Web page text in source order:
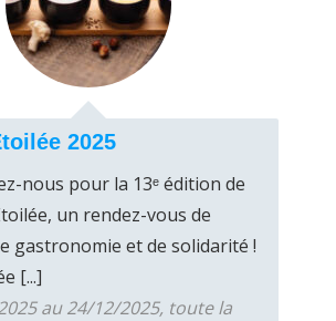
2025
nous pour la 13ᵉ édition de
un rendez-vous de
gastronomie et de solidarité !
[...]
au 24/12/2025, toute la